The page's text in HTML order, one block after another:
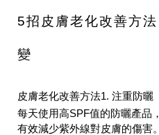
5招皮膚老化改善方
變
皮膚老化改善方法1. 注重防曬
每天使用高SPF值的防曬產品
有效減少紫外線對皮膚的傷害。